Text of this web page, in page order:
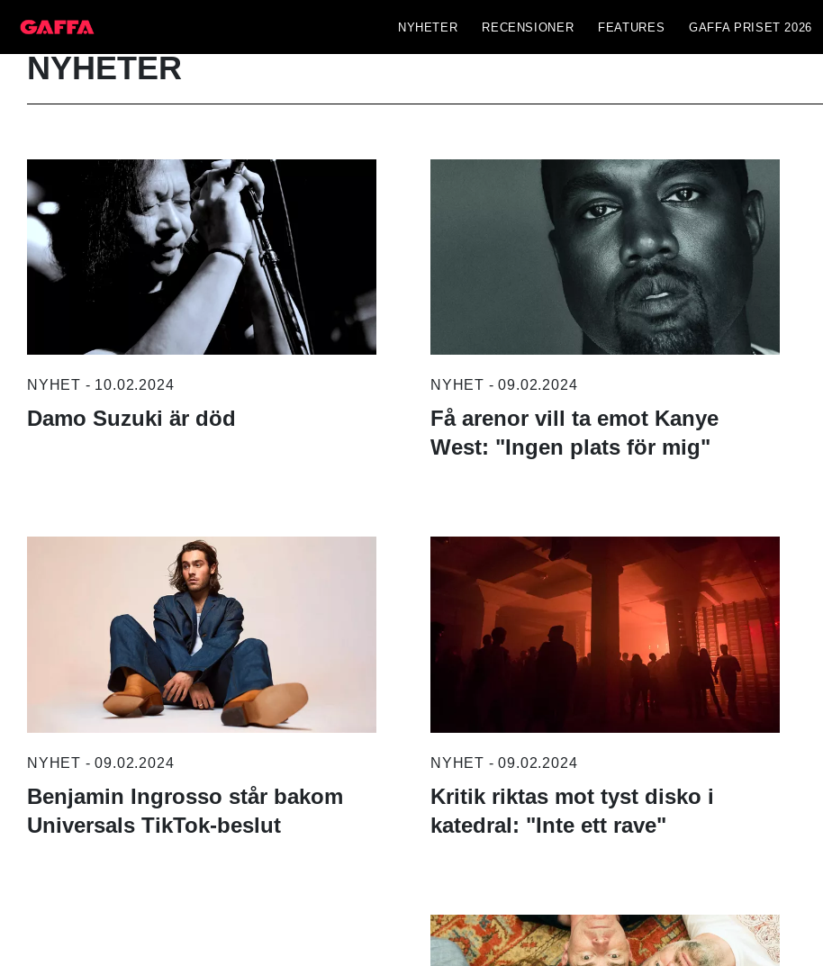
NYHETER RECENSIONER FEATURES GAFFA PRISET 2026
NYHETER
NYHET - 10.02.2024
Damo Suzuki är död
NYHET - 09.02.2024
Få arenor vill ta emot Kanye
West: "Ingen plats för mig"
NYHET - 09.02.2024
Benjamin Ingrosso står bakom
Universals TikTok-beslut
NYHET - 09.02.2024
Kritik riktas mot tyst disko i
katedral: "Inte ett rave"